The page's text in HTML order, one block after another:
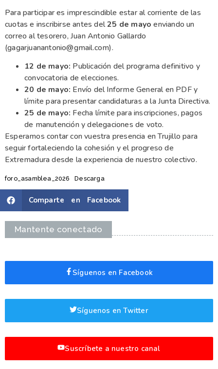
Para participar es imprescindible estar al corriente de las
cuotas e inscribirse antes del25 de mayo enviando un
correo al tesorero, Juan Antonio Gallardo
(gagarjuanantonio@gmail.com).
12 de mayo: Publicación del programa definitivo y
convocatoria de elecciones.
20 de mayo: Envío del Informe General en PDF y
límite para presentar candidaturas a la Junta Directiva.
25 de mayo: Fecha límite para inscripciones, pagos
de manutención y delegaciones de voto.
Esperamos contar con vuestra presencia en Trujillo para
seguir fortaleciendo la cohesión y el progreso de
Extremadura desde la experiencia de nuestro colectivo.
foro_asamblea_2026 Descarga
Comparte en Facebook
Mantente conectado
Síguenos en Facebook
Síguenos en Twitter
Suscríbete a nuestro canal